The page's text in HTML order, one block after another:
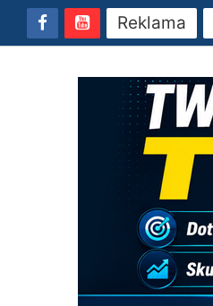
Reklama